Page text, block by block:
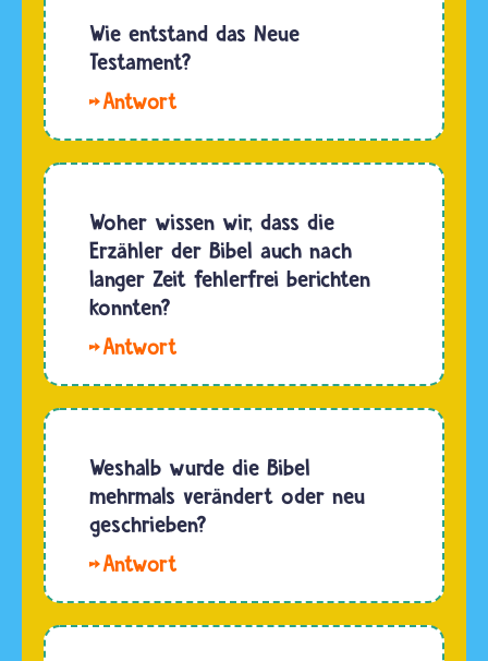
PUlli098.
Die
Bibel ist
im Laufe
von rund
Jahren
entstanden.
Sie
wurde
in…
Wie entstand das Neue
Testament?
Testament
kürzerer
Zeit
entstanden.
Schon
nach
dem Tod
und der
Jesu hat
man sich
von…
Woher wissen wir, dass die
Erzähler der Bibel auch nach
langer Zeit fehlerfrei berichten
konnten?
Sicher
die
Autoren
der Bibel
die
damaligen
Ereignisse
alle
Weshalb wurde die Bibel
mehrmals verändert oder neu
geschrieben?
Bibel